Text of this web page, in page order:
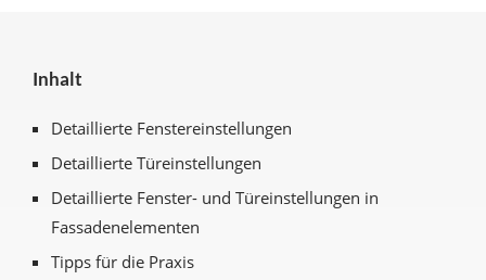
Inhalt
Detaillierte Fenstereinstellungen
Detaillierte Türeinstellungen
Detaillierte Fenster- und Türeinstellungen in
Fassadenelementen
Tipps für die Praxis